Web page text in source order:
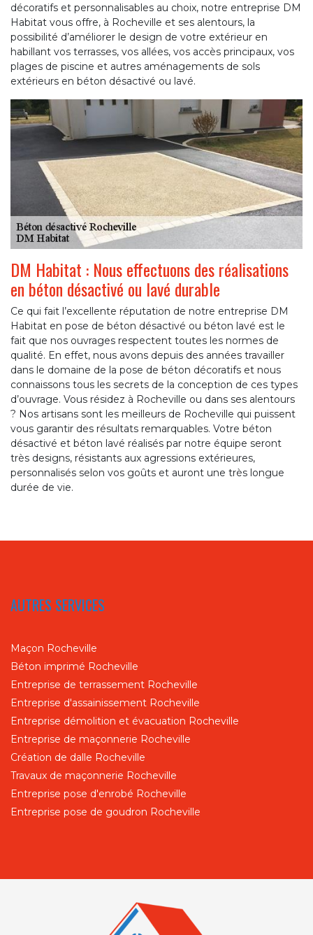
décoratifs et personnalisables au choix, notre entreprise DM
Habitat vous offre, à Rocheville et ses alentours, la
possibilité d’améliorer le design de votre extérieur en
habillant vos terrasses, vos allées, vos accès principaux, vos
plages de piscine et autres aménagements de sols
extérieurs en béton désactivé ou lavé.
DM Habitat : Nous effectuons des réalisations
en béton désactivé ou lavé durable
Ce qui fait l’excellente réputation de notre entreprise DM
Habitat en pose de béton désactivé ou béton lavé est le
fait que nos ouvrages respectent toutes les normes de
qualité. En effet, nous avons depuis des années travailler
dans le domaine de la pose de béton décoratifs et nous
connaissons tous les secrets de la conception de ces types
d’ouvrage. Vous résidez à Rocheville ou dans ses alentours
? Nos artisans sont les meilleurs de Rocheville qui puissent
vous garantir des résultats remarquables. Votre béton
désactivé et béton lavé réalisés par notre équipe seront
très designs, résistants aux agressions extérieures,
personnalisés selon vos goûts et auront une très longue
durée de vie.
AUTRES SERVICES
Maçon Rocheville
Béton imprimé Rocheville
Entreprise de terrassement Rocheville
Entreprise d'assainissement Rocheville
Entreprise démolition et évacuation Rocheville
Entreprise de maçonnerie Rocheville
Création de dalle Rocheville
Travaux de maçonnerie Rocheville
Entreprise pose d'enrobé Rocheville
Entreprise pose de goudron Rocheville